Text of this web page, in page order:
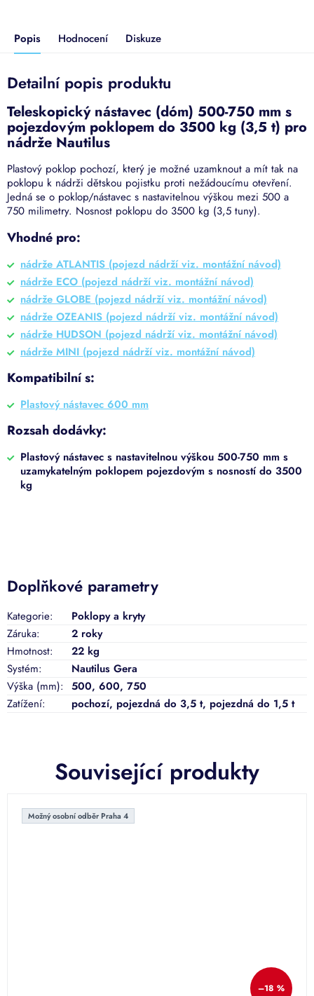
Související produkty
Možný osobní odběr Praha 4
–18 %
Popis Hodnocení Diskuze
Detailní popis produktu
Teleskopický nástavec (dóm) 500-750 mm s
pojezdovým poklopem do 3500 kg (3,5 t) pro
nádrže Nautilus
Plastový poklop pochozí, který je možné uzamknout a mít tak na
poklopu k nádrži dětskou pojistku proti nežádoucímu otevření.
Jedná se o poklop/nástavec s nastavitelnou výškou mezi 500 a
750 milimetry. Nosnost poklopu do 3500 kg (3,5 tuny).
Vhodné pro:
nádrže ATLANTIS (pojezd nádrží viz. montážní návod)
nádrže ECO (pojezd nádrží viz. montážní návod)
nádrže GLOBE (pojezd nádrží viz. montážní návod)
nádrže OZEANIS (pojezd nádrží viz. montážní návod)
nádrže HUDSON (pojezd nádrží viz. montážní návod)
nádrže MINI (pojezd nádrží viz. montážní návod)
Kompatibilní s:
Plastový nástavec 600 mm
Rozsah dodávky:
Plastový nástavec s nastavitelnou výškou 500-750 mm s
uzamykatelným poklopem pojezdovým s nosností do 3500
kg
Doplňkové parametry
Kategorie:
Poklopy a kryty
Záruka:
2 roky
Hmotnost:
22 kg
Systém:
Nautilus Gera
Výška (mm): 500, 600, 750
Zatížení: pochozí, pojezdná do 3,5 t, pojezdná do 1,5 t